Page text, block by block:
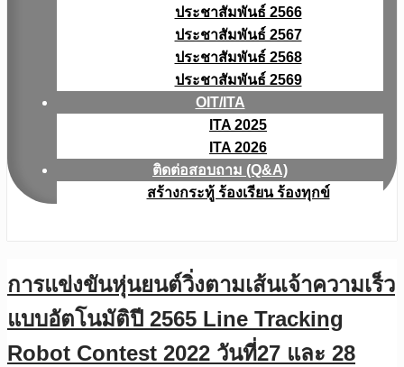
ประชาสัมพันธ์ 2566
ประชาสัมพันธ์ 2567
ประชาสัมพันธ์ 2568
ประชาสัมพันธ์ 2569
OIT/ITA
ITA 2025
ITA 2026
ติดต่อสอบถาม (Q&A)
สร้างกระทู้ ร้องเรียน ร้องทุกข์
การแข่งขันหุ่นยนต์วิ่งตามเส้นเจ้าความเร็ว
แบบอัตโนมัติปี 2565 Line Tracking
Robot Contest 2022 วันที่27 และ 28